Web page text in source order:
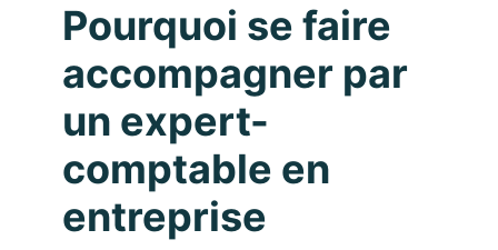
Pourquoi se faire
accompagner par
un expert-
comptable en
entreprise